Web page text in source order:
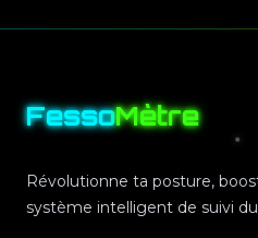
FessoMètre
Révolutionne ta posture,
système intelligent de suivi